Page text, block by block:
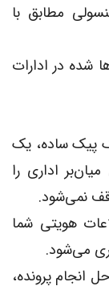
مطابق با
شده در ادارات
پیک ساده، یک
اداری را
نمی‌شود.
هویتی شما
می‌شود.
انجام پرونده،